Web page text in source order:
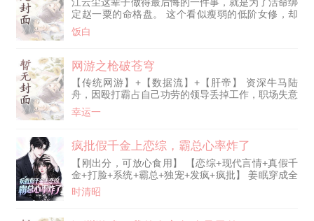
顿悟剑意，一剑开天门； 二弟子满身是毒，却炼出
绝世神丹，万宗来求； 三弟子是个傻子，却能魂力
通天，引上古万千神魂自愿护道； 四弟子口不能
当昔日逆徒修为尽失，跪在山门前乞求祝九歌原谅
时。 她家五个乖崽崽齐刷刷挡在门口： “敢打扰师尊
清梦？” “豆鲨啦！把他们通通豆鲨啦！”
死定了！” 已恢复正常的傻夫君心想，要他这朵高岭
之花每天装憨装傻哭唧唧要亲亲要抱抱，他真的好为
难啊！看来，是时候骗她生个萌宝了……
江云尘这辈子做得最后悔的一件事，就是为了活命绑
定赵一粟的命格盘。 这个看似瘦弱的低阶女修，却
手段狠厉，浑身心眼，贪财如命，不死不休…… 江
云尘：早知道被雷劫劈死。 赵一粟这辈子最倒霉的
仙一样的高阶男修，却心狠手辣，精于算计，锱铢必
较，赶尽杀绝…… 赵一粟：死也要拉他垫背！ ——
很久以后—— 江云尘：宁负天下，不负赵一粟。 赵
一粟：可诛天道，只为江云尘。
饭白
网游之枪破苍穹
【传统网游】+【数据流】+【肝帝】 资深牛马陆
舟，因殴打霸占自己功劳的领导丢掉工作，职场失意
之下，决定通过新时代网游《天命》放松心情，却没
想到一个随意的决定，命运的齿轮就此转动…… 因
能施展基础枪法 可他的枪法，却能无限提升……
“叮！基础枪法达到Lv10，领悟特性【枪感初醒】，
战斗速度+30%！” “叮！基础枪法达到Lv100，领悟
枪意【锐】，获得3
幸运一
疯批假千金上恋综，霸总心率炸了
【刚出分，可放心食用】 【恋综+现代言情+真假千
金+打脸+系统+霸总+独宠+发疯+疯批】 姜眠穿成全
网黑假千金，医院门口刚醒，就被影帝前男友一
句“我和姜小姐不熟”钉上热搜； 叮！【爽值系统绑定
时清昭